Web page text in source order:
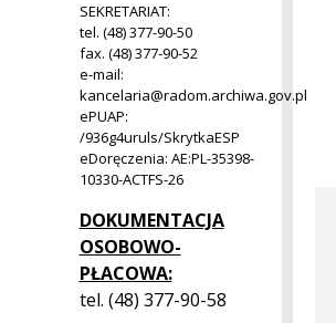
SEKRETARIAT:
tel. (48) 377-90-50
fax. (48) 377-90-52
e-mail:
kancelaria@radom.archiwa.gov.pl
ePUAP:
/936g4uruls/SkrytkaESP
eDoręczenia: AE:PL-35398-
10330-ACTFS-26
DOKUMENTACJA
OSOBOWO-
PŁACOWA:
tel. (48) 377-90-58